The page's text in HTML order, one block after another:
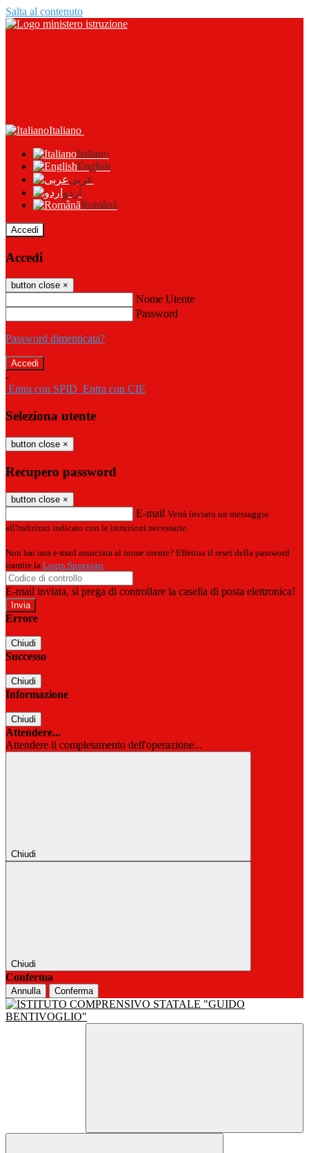
Salta al contenuto
Italiano
Italiano
English
عربى
اردو
Română
Accedi
Accedi
button close ×
Nome Utente
Password
Password dimenticata?
-
Entra con SPID Entra con CIE
Seleziona utente
button close ×
Recupero password
button close ×
E-mail Verrà inviato un messaggio
all'indirizzo indicato con le istruzioni necessarie.
Non hai una e-mail associata al nome utente? Effettua il reset della password
tramite la Login Spaggiari
E-mail inviata, si prega di controllare la casella di posta elettronica!
Errore
Chiudi
Successo
Chiudi
Informazione
Chiudi
Attendere...
Attendere il completamento dell'operazione...
Chiudi
Chiudi
Conferma
Annulla Conferma